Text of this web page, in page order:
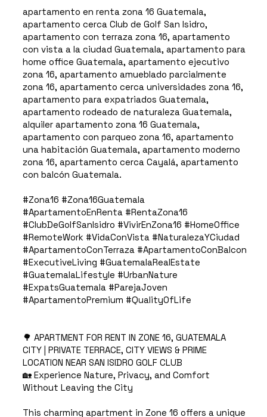
apartamento en renta zona 16 Guatemala,
apartamento cerca Club de Golf San Isidro,
apartamento con terraza zona 16, apartamento
con vista a la ciudad Guatemala, apartamento para
home office Guatemala, apartamento ejecutivo
zona 16, apartamento amueblado parcialmente
zona 16, apartamento cerca universidades zona 16,
apartamento para expatriados Guatemala,
apartamento rodeado de naturaleza Guatemala,
alquiler apartamento zona 16 Guatemala,
apartamento con parqueo zona 16, apartamento
una habitación Guatemala, apartamento moderno
zona 16, apartamento cerca Cayalá, apartamento
con balcón Guatemala.
#Zona16 #Zona16Guatemala
#ApartamentoEnRenta #RentaZona16
#ClubDeGolfSanIsidro #VivirEnZona16 #HomeOffice
#RemoteWork #VidaConVista #NaturalezaYCiudad
#ApartamentoConTerraza #ApartamentoConBalcon
#ExecutiveLiving #GuatemalaRealEstate
#GuatemalaLifestyle #UrbanNature
#ExpatsGuatemala #ParejaJoven
#ApartamentoPremium #QualityOfLife
🌳 APARTMENT FOR RENT IN ZONE 16, GUATEMALA
CITY | PRIVATE TERRACE, CITY VIEWS & PRIME
LOCATION NEAR SAN ISIDRO GOLF CLUB
🏡 Experience Nature, Privacy, and Comfort
Without Leaving the City
This charming apartment in Zone 16 offers a unique